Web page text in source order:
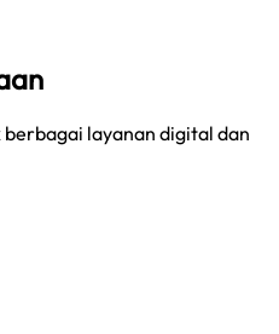
berbagai layanan digital dan